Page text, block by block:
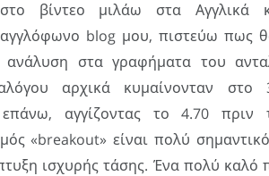
στο βίντεο μιλάω στα Αγγλικά
αγγλόφωνο blog μου, πιστεύω πως
ανάλυση στα γραφήματα του
αρχικά κυμαίνονταν στο
αγγίζοντας το 4.70 πριν
«breakout» είναι πολύ
ισχυρής τάσης. Ένα πολύ καλό